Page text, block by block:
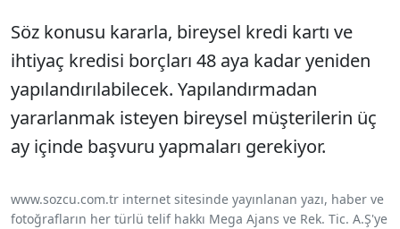
Söz konusu kararla, bireysel kredi kartı ve
ihtiyaç kredisi borçları 48 aya kadar yeniden
yapılandırılabilecek. Yapılandırmadan
yararlanmak isteyen bireysel müşterilerin üç
ay içinde başvuru yapmaları gerekiyor.
www.sozcu.com.tr internet sitesinde yayınlanan yazı, haber ve
fotoğrafların her türlü telif hakkı Mega Ajans ve Rek. Tic. A.Ş'ye